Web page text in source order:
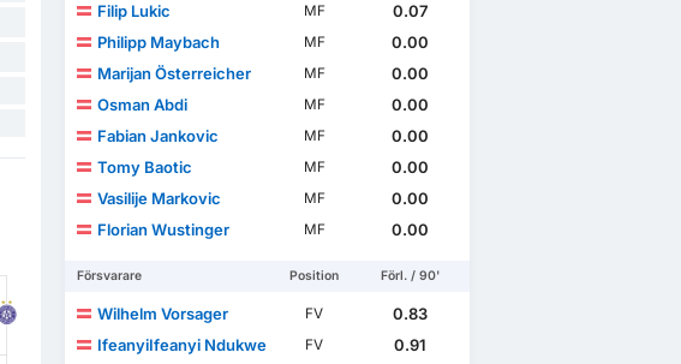
Filip Lukic
MF
0.07
Philipp Maybach
MF
0.00
Marijan Österreicher
MF
0.00
Osman Abdi
MF
0.00
Fabian Jankovic
MF
0.00
Tomy Baotic
MF
0.00
Vasilije Markovic
MF
0.00
Florian Wustinger
MF 0.00
Försvarare Position Förl. / 90'
Wilhelm Vorsager FV
0.83
IfeanyiIfeanyi Ndukwe
FV
0.91